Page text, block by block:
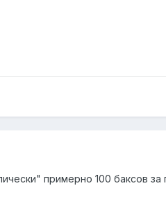
примерно 100 баксов